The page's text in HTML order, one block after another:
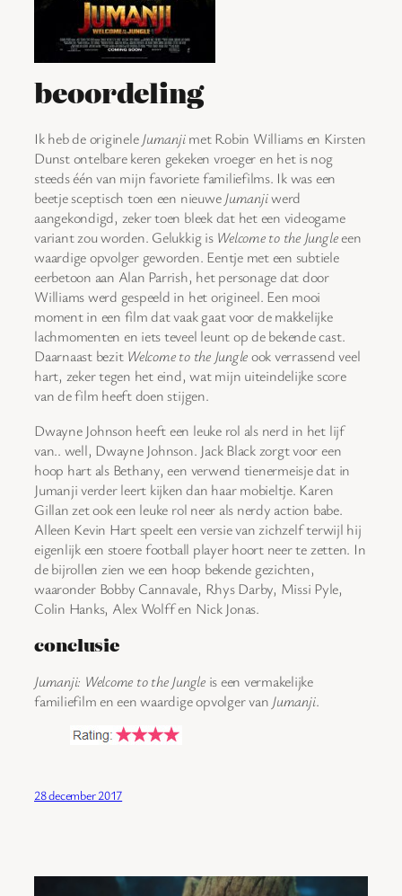
beoordeling
Ik heb de origineleJumanjimet Robin Williams en Kirsten
Dunst ontelbare keren gekeken vroeger en het is nog
steeds één van mijn favoriete familiefilms. Ik was een
beetje sceptisch toen een nieuweJumanjiwerd
aangekondigd, zeker toen bleek dat het een videogame
variant zou worden. Gelukkig is Welcome to the Jungleeen
waardige opvolger geworden. Eentje met een subtiele
eerbetoon aan Alan Parrish, het personage dat door
Williams werd gespeeld in het origineel. Een mooi
moment in een film dat vaak gaat voor de makkelijke
lachmomenten en iets teveel leunt op de bekende cast.
Daarnaast bezit Welcome to the Jungleook verrassend veel
hart, zeker tegen het eind, wat mijn uiteindelijke score
van de film heeft doen stijgen.
Dwayne Johnson heeft een leuke rol als nerd in het lijf
van.. well, Dwayne Johnson. Jack Black zorgt voor een
hoop hart als Bethany, een verwend tienermeisje dat in
Jumanji verder leert kijken dan haar mobieltje. Karen
Gillan zet ook een leuke rol neer als nerdy action babe.
Alleen Kevin Hart speelt een versie van zichzelf terwijl hij
eigenlijk een stoere football player hoort neer te zetten. In
de bijrollen zien we een hoop bekende gezichten,
waaronder Bobby Cannavale, Rhys Darby, Missi Pyle,
Colin Hanks, Alex Wolff en Nick Jonas.
conclusie
Jumanji: Welcome to the Jungleis een vermakelijke
familiefilm en een waardige opvolger van Jumanji.
28 december 2017